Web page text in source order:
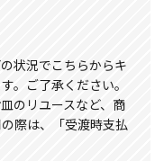
状況でこちらからキ
。ご了承ください。
のリユースなど、商
際は、「受渡時支払